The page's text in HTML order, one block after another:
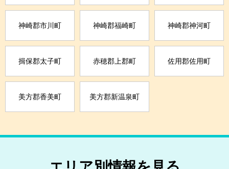
神崎郡市川町 神崎郡福崎町 神崎郡神河町
揖保郡太子町 赤穂郡上郡町 佐用郡佐用町
美方郡香美町 美方郡新温泉町